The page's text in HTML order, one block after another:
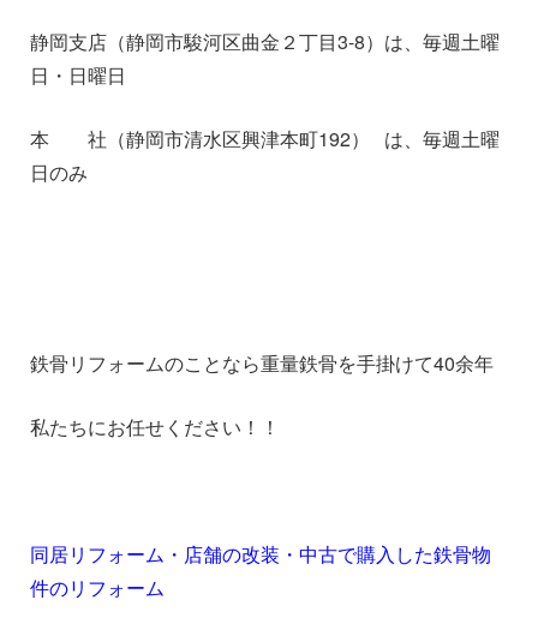
静岡支店（静岡市駿河区曲金２丁目3-8）は、毎週土曜
日・日曜日
本 社（静岡市清水区興津本町192） は、毎週土曜
日のみ
鉄骨リフォームのことなら重量鉄骨を手掛けて40余年
私たちにお任せください！！
同居リフォーム・店舗の改装・中古で購入した鉄骨物
件のリフォーム